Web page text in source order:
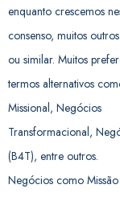
enquanto crescemos
consenso, muitos
ou similar. Muitos
termos alternativos
Missional, Negócios
Transformacional,
(B4T), entre outros.
Negócios como